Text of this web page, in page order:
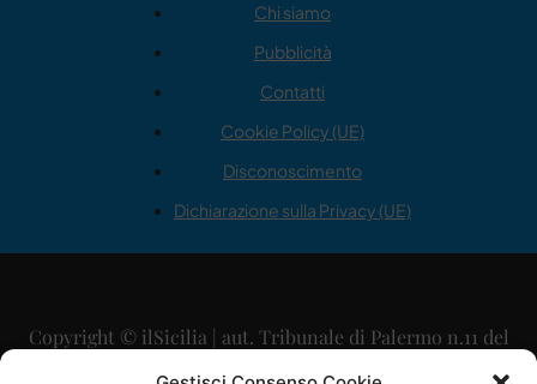
Chi siamo
Pubblicità
Contatti
Cookie Policy (UE)
Disconoscimento
Dichiarazione sulla Privacy (UE)
Copyright © ilSicilia | aut. Tribunale di Palermo n.11 del
29/09/2015